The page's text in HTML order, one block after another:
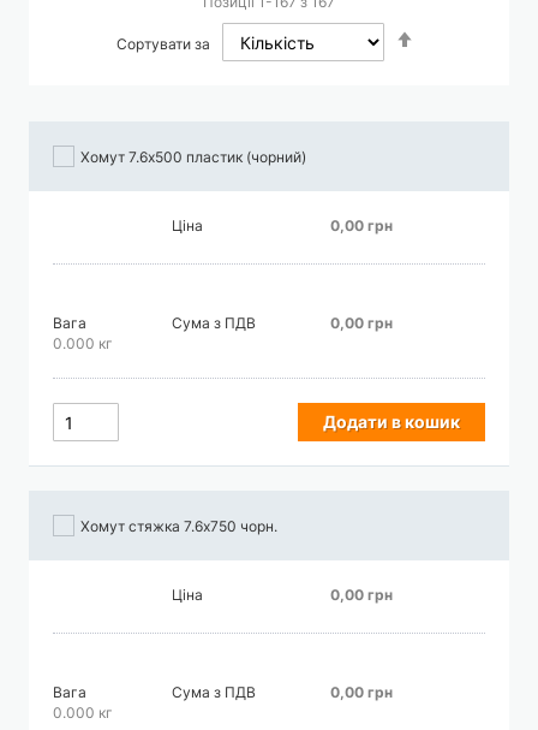
Сортувати за
Хомут 7.6х500 пластик (чорний)
Ціна 0,00 грн
Вага
0.000 кг
Сума з ПДВ 0,00 грн
Додати в кошик
Хомут стяжка 7.6х750 чорн.
Ціна 0,00 грн
Вага
0.000 кг
Сума з ПДВ 0,00 грн